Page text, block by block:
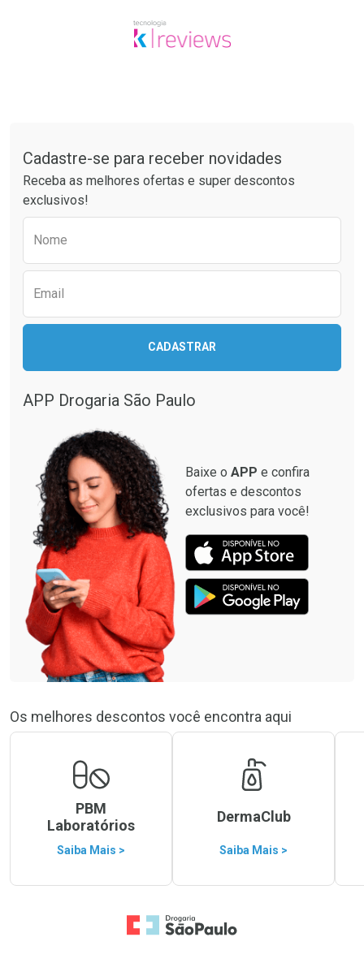
Cadastre-se para receber novidades
Receba as melhores ofertas e super descontos
exclusivos!
Nome
Email
CADASTRAR
APP Drogaria São Paulo
Baixe o APP e confira
ofertas e descontos
exclusivos para você!
Os melhores descontos você encontra aqui
PBM
Laboratórios
Saiba Mais >
DermaClub
Saiba Mais >
Ir para a Home